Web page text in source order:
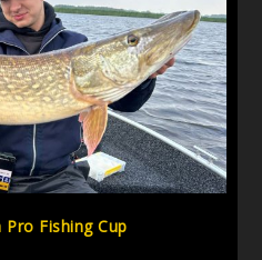
Fishing Cup